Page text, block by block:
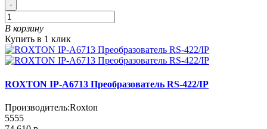
-
В корзину
Купить в 1 клик
ROXTON IP-A6713 Преобразователь RS-422/IP
Производитель:Roxton
5555